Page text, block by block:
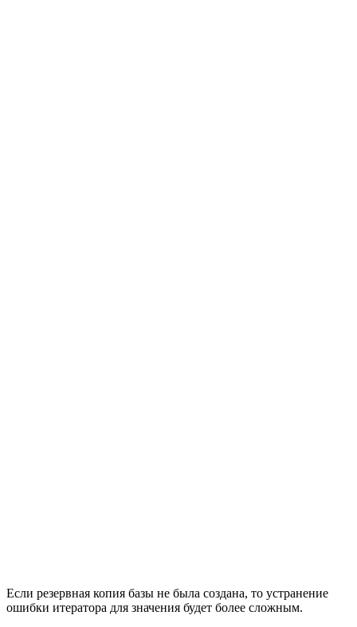
Если резервная копия базы не была создана, то устранение
ошибки итератора для значения будет более сложным.